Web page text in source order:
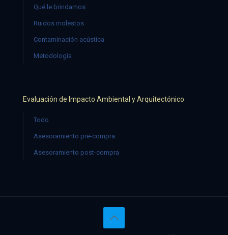
Qué le brindamos
Ruidos molestos
Contaminación acústica
Metodología
Evaluación de Impacto Ambiental y Arquitectónico
Todo
Asesoramiento pre-compra
Asesoramiento post-compra